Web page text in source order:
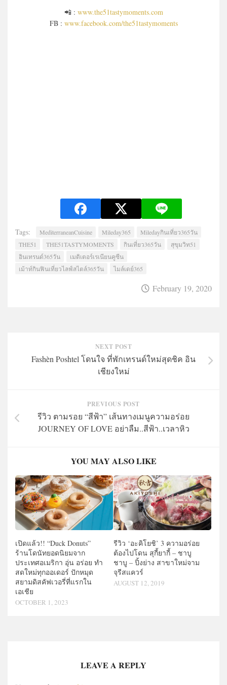
📲 : www.the51tastymoments.com
FB : www.facebook.com/the51tastymoments
Tags: MediterraneanCuisine Mileday365
Miledayกินเที่ยว365วัน
THE51
THE51TASTYMOMENTS กินเที่ยว365วัน
สุขุมวิท51
อินเทรนด์365วัน
เมดิเตอร์เรเนียนคูซีน
เม้าท์กินฟินเที่ยวไลฟ์สไตล์365วัน
ไมล์เดย์365
February 19, 2020
NEXT POST
Fashèn Poshtel โดนใจ ที่พักเทรนด์ใหม่สุดชิค อิน
เชียงใหม่
PREVIOUS POST
รีวิว ตามรอย “สีฟ้า” เส้นทางเมนูความอร่อย
JOURNEY OF LOVE อย่าลืม..สีฟ้า..เวลาหิว
YOU MAY ALSO LIKE
เปิดแล้ว!! “Duck Donuts”
ร้านโดนัทยอดนิยมจาก
ประเทศอเมริกา อุ่น อร่อย ทำ
สดใหม่ทุกออเดอร์ ปักหมุด
สยามดิสคัฟเวอรี่ที่แรกใน
เอเชีย
OCTOBER 1, 2023
รีวิว ‘อะคิโยชิ’ 3 ความอร่อย
ต้องไปโดน สุกี้ยากี้ – ชาบู
ชาบู – ปิ้งย่าง สาขาใหม่จาม
จุรีสแควร์
AUGUST 12, 2019
LEAVE A REPLY